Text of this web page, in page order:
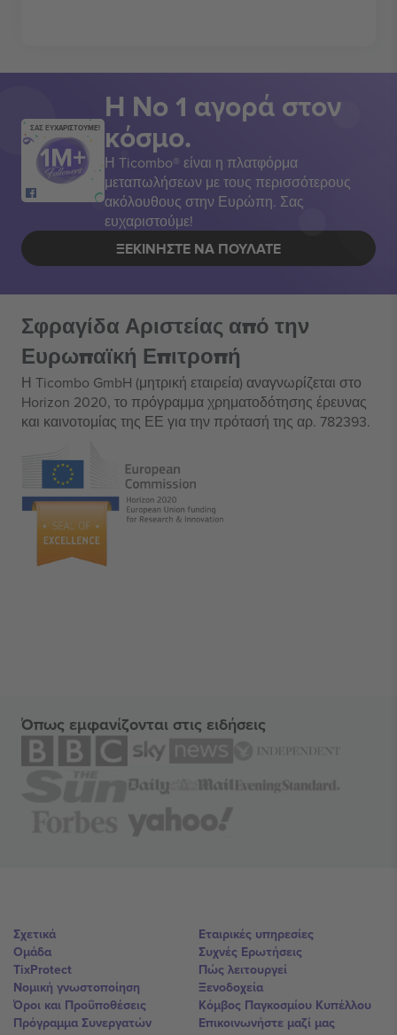
ΣΑΣ ΕΥΧΑΡΙΣΤΟΥΜΕ!
Η Νο 1 αγορά στον
κόσμο.
Η Ticombo® είναι η πλατφόρμα
μεταπωλήσεων με τους περισσότερους
ακόλουθους στην Ευρώπη. Σας
ευχαριστούμε!
ΞΕΚΙΝΉΣΤΕ ΝΑ ΠΟΥΛΆΤΕ
Σφραγίδα Αριστείας από την
Ευρωπαϊκή Επιτροπή
Η Ticombo GmbH (μητρική εταιρεία) αναγνωρίζεται στο
Horizon 2020, το πρόγραμμα χρηματοδότησης έρευνας
και καινοτομίας της ΕΕ για την πρότασή της αρ. 782393.
Όπως εμφανίζονται στις ειδήσεις
Σχετικά
Ομάδα
TixProtect
Νομική γνωστοποίηση
Όροι και Προΰποθέσεις
Πρόγραμμα Συνεργατών
Εταιρικές υπηρεσίες
Συχνές Ερωτήσεις
Πώς λειτουργεί
Ξενοδοχεία
Κόμβος Παγκοσμίου Κυπέλλου
Επικοινωνήστε μαζί μας